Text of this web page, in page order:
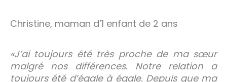
Christine, maman d’1 enfant de 2 ans
«J’ai toujours été très proche de ma sœur
malgré nos différences. Notre relation a
toujours été d’égale à égale. Depuis que ma